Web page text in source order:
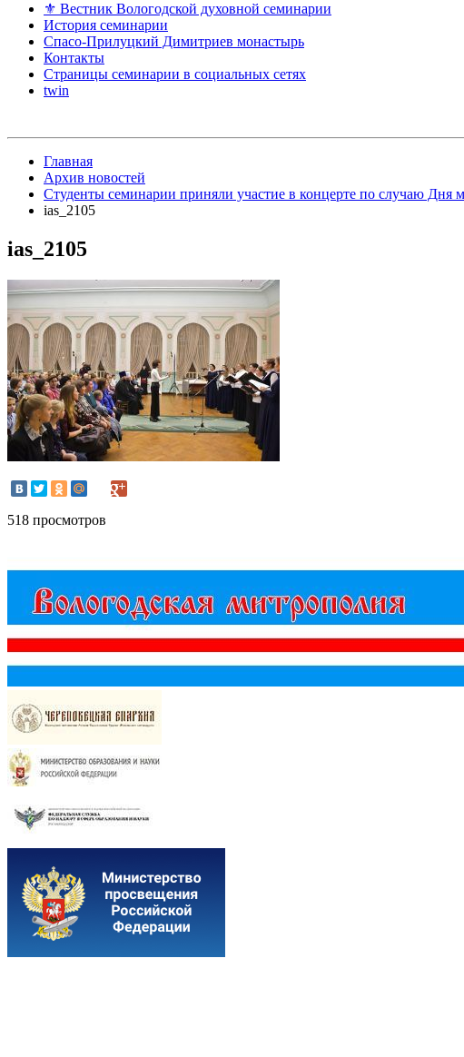
⚜ Вестник Вологодской духовной семинарии
История семинарии
Спасо-Прилуцкий Димитриев монастырь
Контакты
Страницы семинарии в социальных сетях
twin
Главная
Архив новостей
Студенты семинарии приняли участие в концерте по случаю Дня
ias_2105
ias_2105
518 просмотров